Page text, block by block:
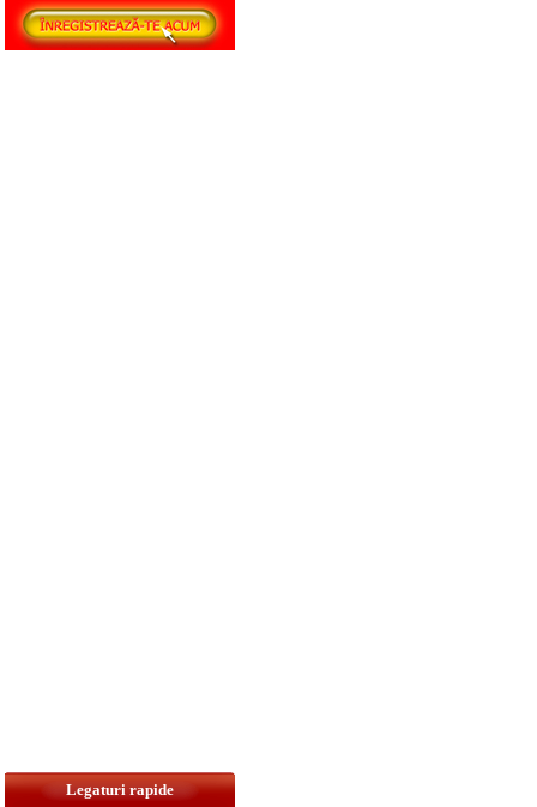
Legaturi rapide